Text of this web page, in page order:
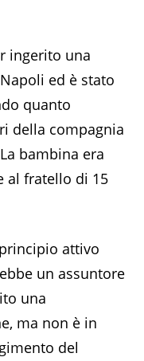
ingerito una
ed è stato
quanto
della compagnia
bambina era
al fratello di 15
attivo
un assuntore
una
ma non è in
del